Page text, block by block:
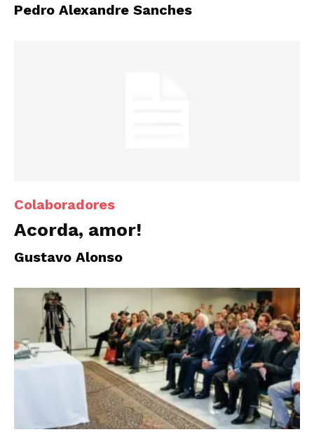
Pedro Alexandre Sanches
Colaboradores
Acorda, amor!
Gustavo Alonso